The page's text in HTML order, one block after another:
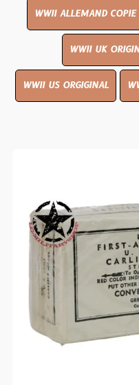
WWII ALLEMAND COPIE
WWII UK
WWII US ORGIGINAL